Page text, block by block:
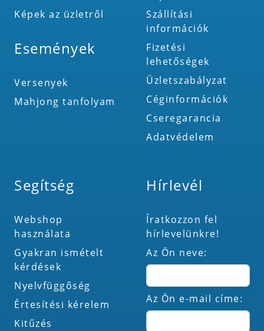
Képek az üzletről
Események
Versenyek
Mahjong tanfolyam
Szállítási
információk
Fizetési
lehetőségek
Üzletszabályzat
Céginformációk
Cseregarancia
Adatvédelem
Segítség
Webshop
használata
Gyakran ismételt
kérdések
Nyelvfüggőség
Értesítési kérelem
Kitűzés
Hírlevél
Íratkozzon fel
hírlevelünkre!
Az Ön neve:
Az Ön e-mail címe: